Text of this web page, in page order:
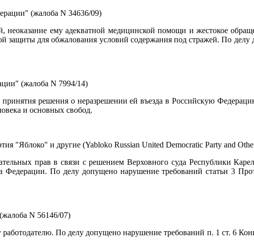
(жалоба N 34636/09)
неоказание ему адекватной медицинской помощи и жестокое
защиты для обжалования условий содержания под стражей. По
(жалоба N 7994/14)
решения о неразрешении ей въезда в Российскую
и основных свобод.
"Яблоко" и другие (Yabloko Russian United Democratic Party and
прав в связи с решением Верховного суда Республики
Федерации. По делу допущено нарушение требований статьи 3
N 56146/07)
По делу допущено нарушение требований п. 1 ст. 6